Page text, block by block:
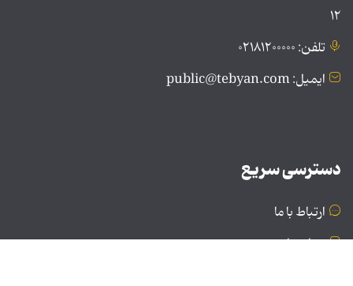
۱۲
تلفن: ۰۲۱۸۱۲۰۰۰۰۰
ایمیل: public@tebyan.com
دسترسی سریع
ارتباط با ما
درباره ما